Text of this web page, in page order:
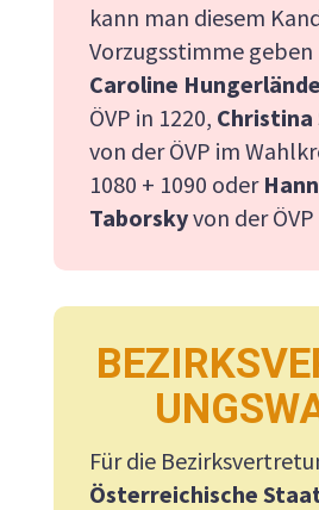
kann man diesem
Vorzugsstimme geben
Caroline
ÖVP in 1220, Christina
von der ÖVP im
1080 + 1090 oder
Taborskyvon der ÖVP
Für die
Österreichische